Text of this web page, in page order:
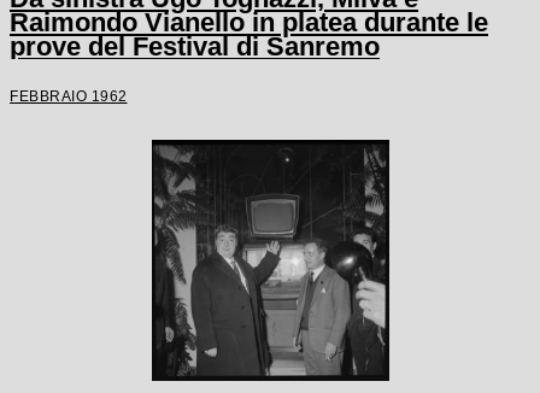
Raimondo Vianello in platea durante le
prove del Festival di Sanremo
FEBBRAIO 1962